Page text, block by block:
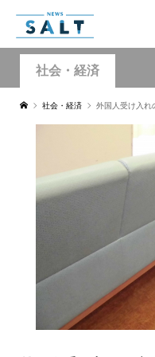
社会・経済
社会・経済 外国人受け入れ